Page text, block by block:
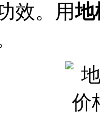
效。用地